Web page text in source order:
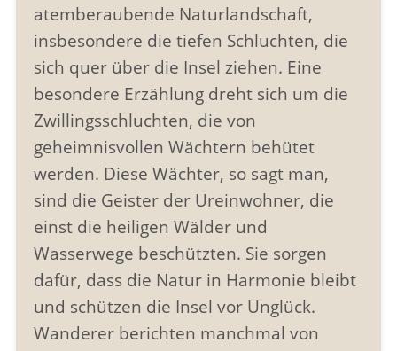
atemberaubende Naturlandschaft,
insbesondere die tiefen Schluchten, die
sich quer über die Insel ziehen. Eine
besondere Erzählung dreht sich um die
Zwillingsschluchten, die von
geheimnisvollen Wächtern behütet
werden. Diese Wächter, so sagt man,
sind die Geister der Ureinwohner, die
einst die heiligen Wälder und
Wasserwege beschützten. Sie sorgen
dafür, dass die Natur in Harmonie bleibt
und schützen die Insel vor Unglück.
Wanderer berichten manchmal von